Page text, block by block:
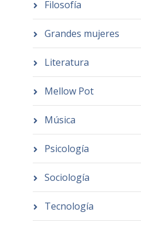
Filosofía
Grandes mujeres
Literatura
Mellow Pot
Música
Psicología
Sociología
Tecnología